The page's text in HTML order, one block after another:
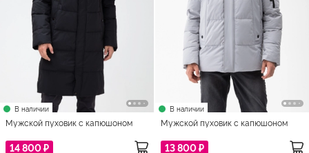
В наличии
Мужской пуховик с капюшоном
14 800 ₽
В наличии
Мужской пуховик с капюшоном
13 800 ₽